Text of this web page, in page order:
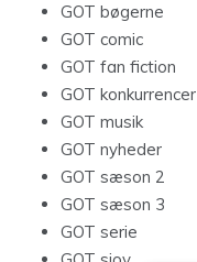
GOT bøgerne
GOT comic
GOT fan fiction
GOT konkurrencer
GOT musik
GOT nyheder
GOT sæson 2
GOT sæson 3
GOT serie